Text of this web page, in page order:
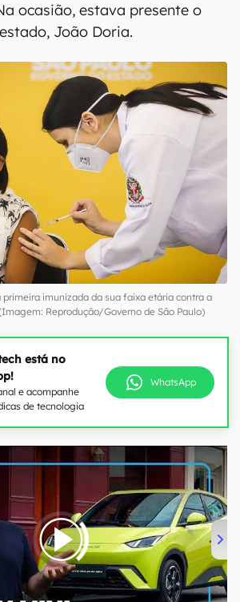
ocasião, estava presente o
João Doria.
primeira imunizada da sua faixa etária contra a
Reprodução/Governo de São Paulo)
está no
e acompanhe
de tecnologia
WhatsApp